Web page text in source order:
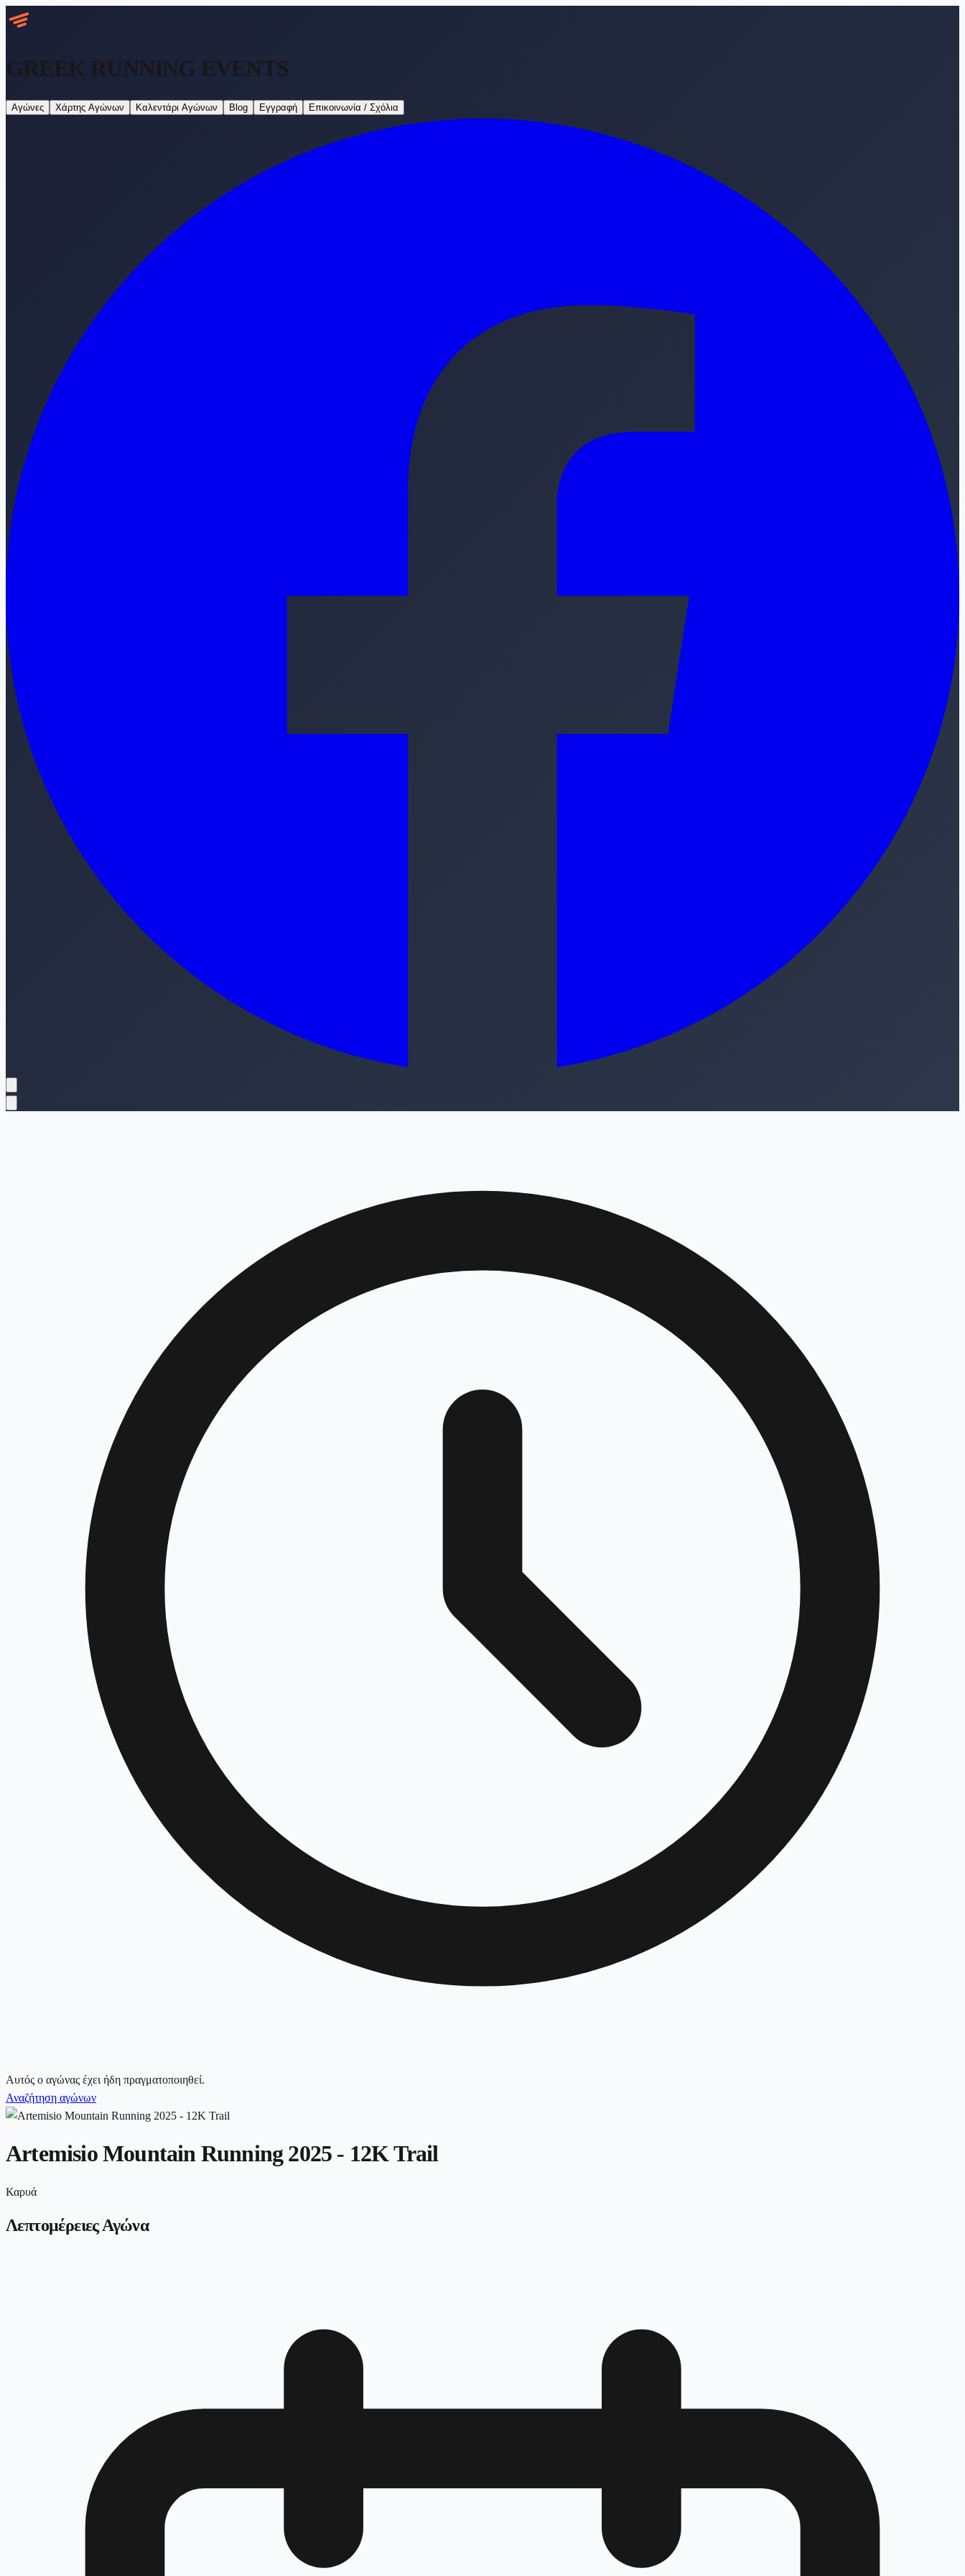
GREEK RUNNING EVENTS
Αγώνες Χάρτης Αγώνων Καλεντάρι Αγώνων Blog Εγγραφή Επικοινωνία / Σχόλια
Αυτός ο αγώνας έχει ήδη πραγματοποιηθεί.
Αναζήτηση αγώνων
Artemisio Mountain Running 2025 - 12K Trail
Καρυά
Λεπτομέρειες Αγώνα